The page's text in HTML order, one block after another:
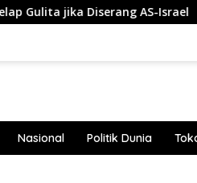
AS-Israel
Nasional Politik Dunia